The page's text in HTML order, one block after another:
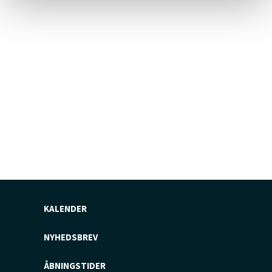
KALENDER
NYHEDSBREV
ÅBNINGSTIDER